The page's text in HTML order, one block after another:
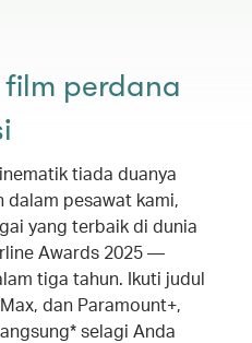
perdana
tiada duanya
dalam pesawat kami,
yang terbaik di dunia
Awards 2025 —
tiga tahun. Ikuti judul
dan Paramount+,
selagi Anda